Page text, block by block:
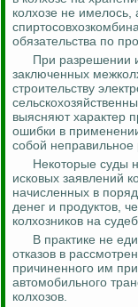
колхозе не имелось,
обязательства по
При разрешении
заключенных
строительству
выясняют характер
ошибки в
собой
Некоторые суды
исковых заявлений
начисленных в
денег и продуктов,
колхозников на
В практике не
отказов в
причиненного им
автомобильного
колхозов.